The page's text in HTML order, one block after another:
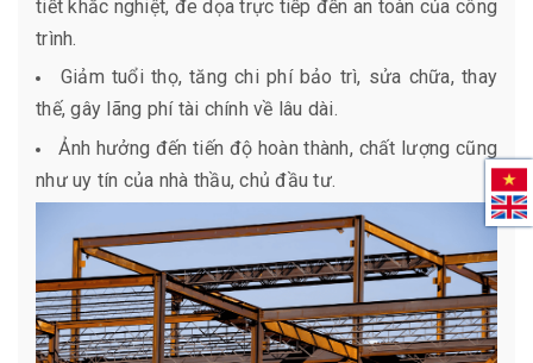
tiết khắc nghiệt, đe dọa trực tiếp đến an toàn của công
trình.
Giảm tuổi thọ, tăng chi phí bảo trì, sửa chữa, thay
thế, gây lãng phí tài chính về lâu dài.
Ảnh hưởng đến tiến độ hoàn thành, chất lượng cũng
như uy tín của nhà thầu, chủ đầu tư.